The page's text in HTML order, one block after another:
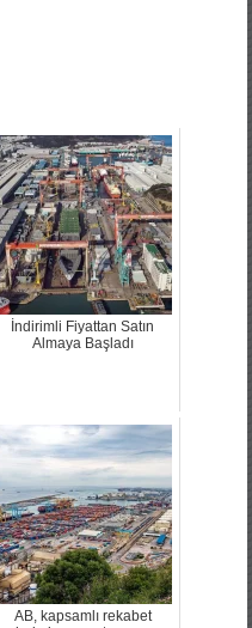
İndirimli Fiyattan Satın
Almaya Başladı
AB, kapsamlı rekabet